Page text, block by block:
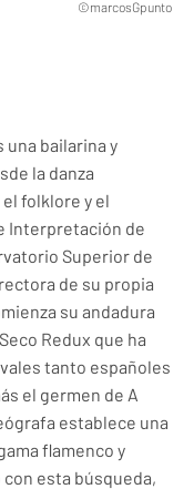
©marcosGpunto
una bailarina y
la danza
folklore y el
Interpretación de
Superior de
de su propia
su andadura
Redux que ha
tanto españoles
el germen de A
establece una
flamenco y
esta búsqueda,